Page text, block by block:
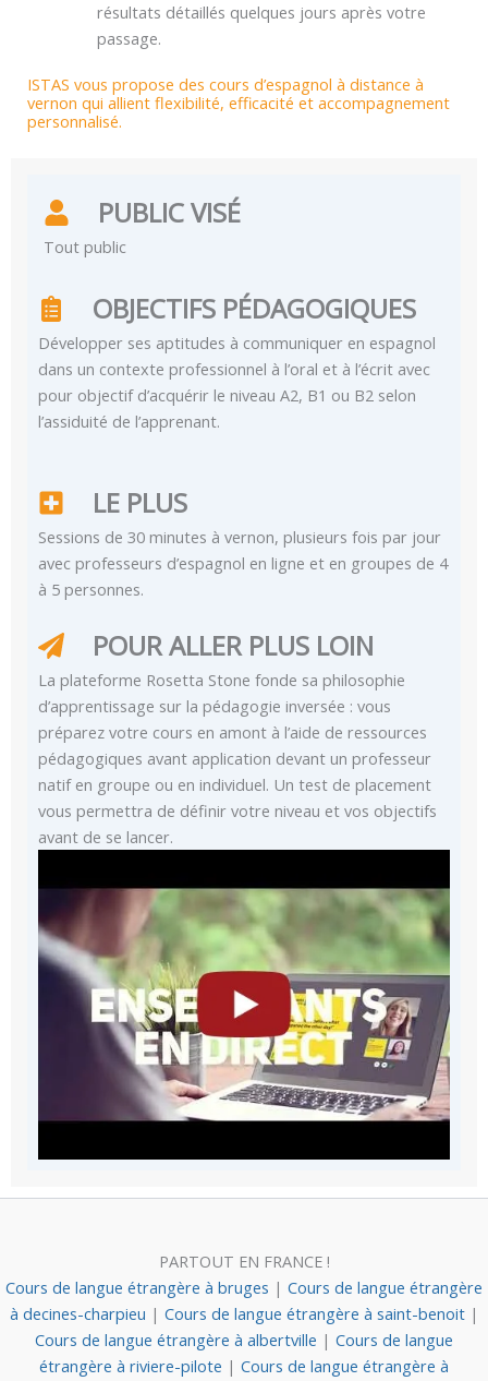
résultats détaillés quelques jours après votre
passage.
ISTAS vous propose des cours d’espagnol à distance à
vernon qui allient flexibilité, efficacité et accompagnement
personnalisé.
PUBLIC VISÉ
Tout public
OBJECTIFS PÉDAGOGIQUES
Développer ses aptitudes à communiquer en espagnol
dans un contexte professionnel à l’oral et à l’écrit avec
pour objectif d’acquérir le niveau A2, B1 ou B2 selon
l’assiduité de l’apprenant.
LE PLUS
Sessions de 30 minutes à vernon, plusieurs fois par jour
avec professeurs d’espagnol en ligne et en groupes de 4
à 5 personnes.
POUR ALLER PLUS LOIN
La plateforme Rosetta Stone fonde sa philosophie
d’apprentissage sur la pédagogie inversée : vous
préparez votre cours en amont à l’aide de ressources
pédagogiques avant application devant un professeur
natif en groupe ou en individuel. Un test de placement
vous permettra de définir votre niveau et vos objectifs
avant de se lancer.
PARTOUT EN FRANCE !
Cours de langue étrangère à bruges | Cours de langue étrangère
à decines-charpieu | Cours de langue étrangère à saint-benoit |
Cours de langue étrangère à albertville | Cours de langue
étrangère à riviere-pilote | Cours de langue étrangère à